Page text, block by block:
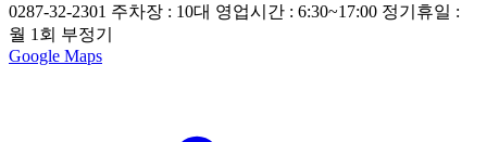
0287-32-2301 주차장 : 10대 영업시간 : 6:30~17:00 정기휴일 :
월 1회 부정기
Google Maps